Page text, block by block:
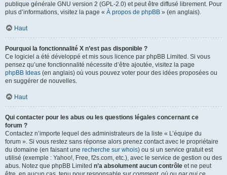
publique générale GNU version 2 (GPL-2.0) et peut être diffusé librement. Pour
plus d’informations, visitez la page « À propos de phpBB » (en anglais).
Haut
Pourquoi la fonctionnalité X n’est pas disponible ?
Ce logiciel a été développé et mis sous licence par phpBB Limited. Si vous
pensez qu’une fonctionnalité nécessite d’être ajoutée, visitez la page
phpBB Ideas (en anglais) où vous pouvez voter pour des idées proposées ou
en suggérer de nouvelles.
Haut
Qui contacter pour les abus ou les questions légales concernant ce
forum ?
Contactez n’importe lequel des administrateurs de la liste « L’équipe du
forum ». Si vous restez sans réponse alors prenez contact avec le propriétaire
du domaine (en faisant une recherche sur whois) ou si un service gratuit est
utilisé (exemple : Yahoo!, Free, f2s.com, etc.), avec le service de gestion ou des
abus. Notez que phpBB Limited n’a absolument aucun contrôle et ne peut